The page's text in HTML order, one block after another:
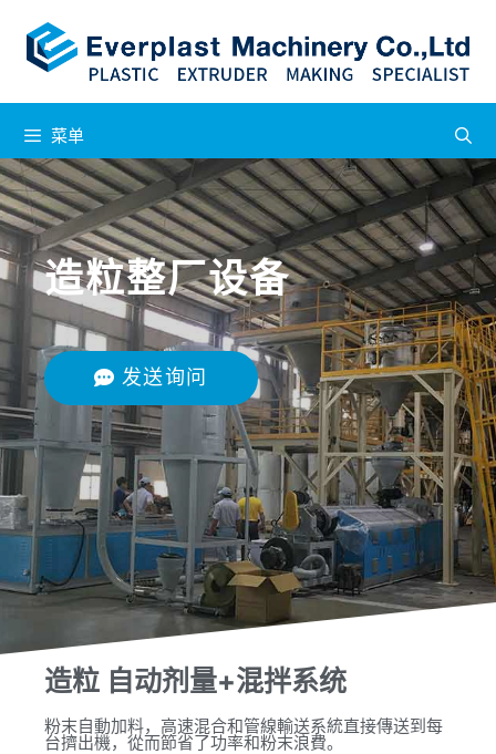
菜单
造粒整厂设备
发送询问
造粒 自动剂量+混拌系统
粉末自動加料，高速混合和管線輸送系統直接傳送到每
台擠出機，從而節省了功率和粉末浪費。